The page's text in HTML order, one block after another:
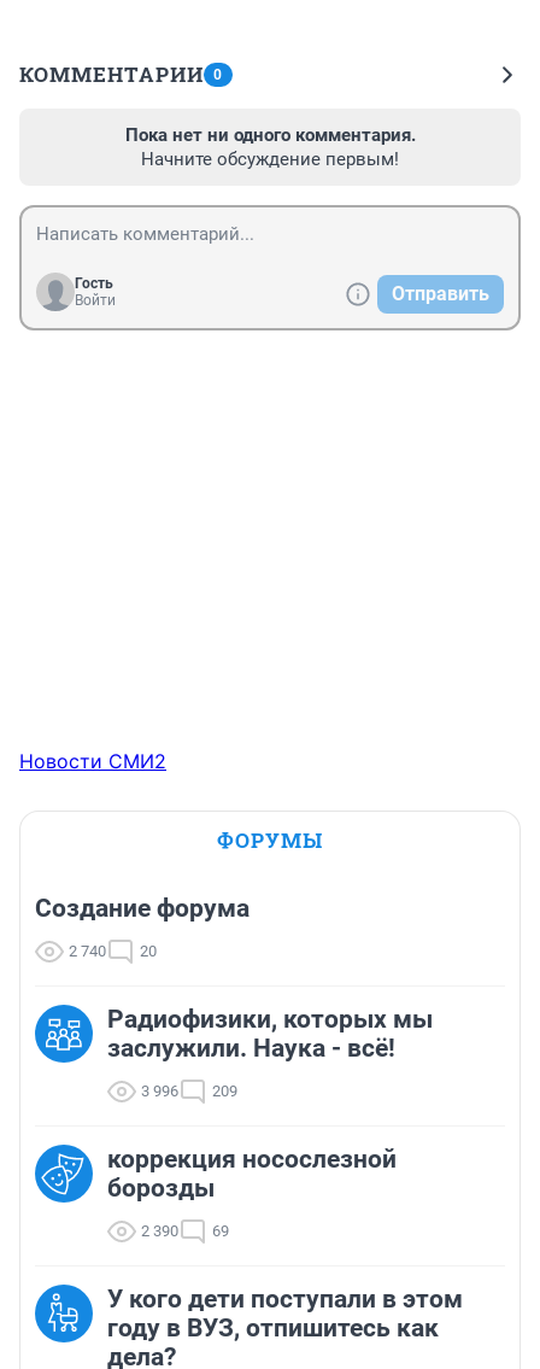
КОММЕНТАРИИ 0
Пока нет ни одного комментария.
Начните обсуждение первым!
Гость
Войти
Отправить
Новости СМИ2
ФОРУМЫ
Создание форума
2 740 20
Радиофизики, которых мы
заслужили. Наука - всё!
3 996 209
коррекция носослезной
борозды
2 390 69
У кого дети поступали в этом
году в ВУЗ, отпишитесь как
дела?